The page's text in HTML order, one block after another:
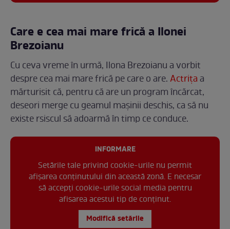
Care e cea mai mare frică a Ilonei
Brezoianu
Cu ceva vreme în urmă, Ilona Brezoianu a vorbit
despre cea mai mare frică pe care o are.Actrițaa
mărturisit că, pentru că are un program încărcat,
deseori merge cu geamul mașinii deschis, ca să nu
existe rsiscul să adoarmă în timp ce conduce.
INFORMARE
Setările tale privind cookie-urile nu permit
afișarea conținutului din această zonă. E necesar
să accepți cookie-urile social media pentru
afisarea acestui tip de conținut.
Modifică setările